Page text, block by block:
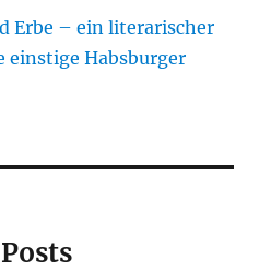
Erbe – ein literarischer
einstige Habsburger